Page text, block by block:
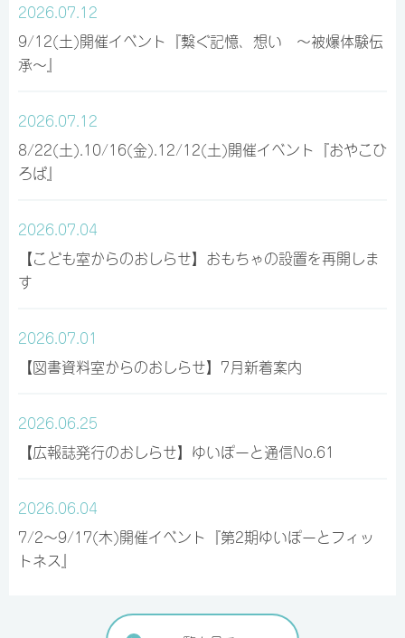
2026.07.12
9/12(土)開催イベント『繋ぐ記憶、想い ～被爆体験伝
承～』
2026.07.12
8/22(土).10/16(金).12/12(土)開催イベント『おやこひ
ろば』
2026.07.04
【こども室からのおしらせ】おもちゃの設置を再開しま
す
2026.07.01
【図書資料室からのおしらせ】7月新着案内
2026.06.25
【広報誌発行のおしらせ】ゆいぽーと通信No.61
2026.06.04
7/2～9/17(木)開催イベント『第2期ゆいぽーとフィッ
トネス』